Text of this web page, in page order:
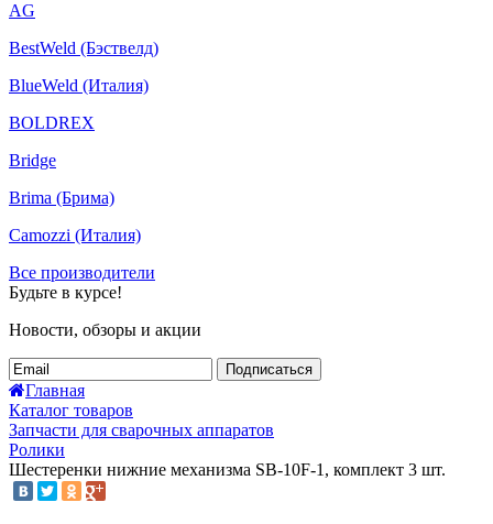
AG
BestWeld (Бэствелд)
BlueWeld (Италия)
BOLDREX
Bridge
Brima (Брима)
Camozzi (Италия)
Все производители
Будьте в курсе!
Новости, обзоры и акции
Подписаться
Главная
Каталог товаров
Запчасти для сварочных аппаратов
Ролики
Шестеренки нижние механизма SB-10F-1, комплект 3 шт.